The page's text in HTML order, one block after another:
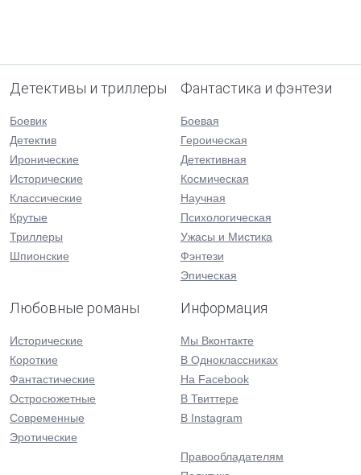
Детективы и триллеры
Боевик
Детектив
Иронические
Исторические
Классические
Крутые
Триллеры
Шпионские
Фантастика и фэнтези
Боевая
Героическая
Детективная
Космическая
Научная
Психологическая
Ужасы и Мистика
Фэнтези
Эпическая
Любовные романы
Исторические
Короткие
Фантастические
Остросюжетные
Современные
Эротические
Информация
Мы Вконтакте
В Одноклассниках
На Facebook
В Твиттере
В Instagram
Правообладателям